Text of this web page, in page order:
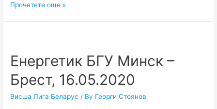
Шахтьор
16.05.2020
Прочетете още »
Енергетик БГУ Минск –
Брест, 16.05.2020
Висша Лига Беларус / By Георги Стоянов